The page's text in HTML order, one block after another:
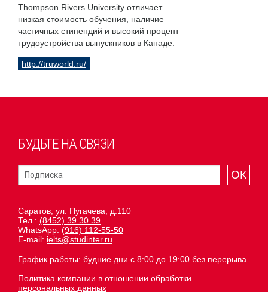
Thompson Rivers University отличает
низкая стоимость обучения, наличие
частичных стипендий и высокий процент
трудоустройства выпускников в Канаде.
http://truworld.ru/
БУДЬТЕ НА СВЯЗИ
ОК
Саратов, ул. Пугачева, д.110
Тел.: (8452) 39 30 39
WhatsApp: (916) 112-55-50
E-mail: ielts@studinter.ru
График работы: будние дни с 8:00 до 19:00 без перерыва
Политика компании в отношении обработки
персональных данных